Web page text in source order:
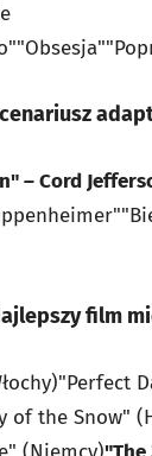
– Cord
film
of the Snow"